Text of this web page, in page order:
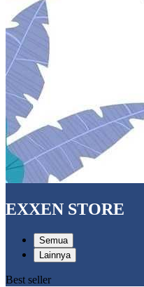
EXXEN STORE
Semua
Lainnya
Best seller